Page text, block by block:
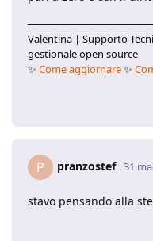
Valentina | Supporto
gestionale open source
✨ Come aggiornare✨
P pranzostef 31
stavo pensando alla